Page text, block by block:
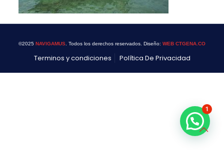
©2025 NAVIGAMUS . Todos los derechos reservados. Diseño: WEB CTGENA.CO
Terminos y condiciones Política De Privacidad
1